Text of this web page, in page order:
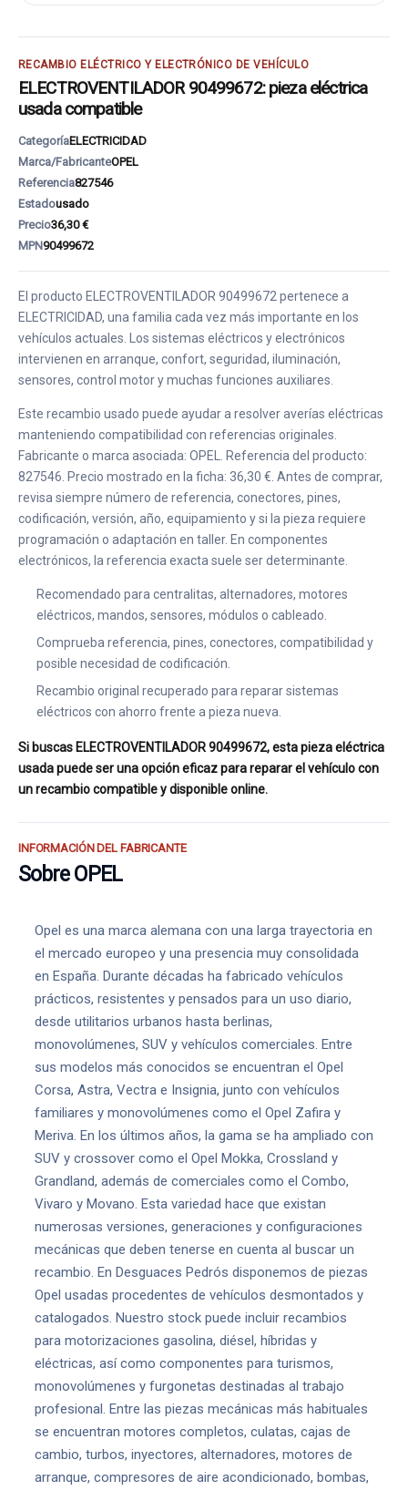
RECAMBIO ELÉCTRICO Y ELECTRÓNICO DE VEHÍCULO
ELECTROVENTILADOR 90499672: pieza eléctrica
usada compatible
CategoríaELECTRICIDAD
Marca/FabricanteOPEL
Referencia827546
Estadousado
Precio36,30 €
MPN90499672
El producto ELECTROVENTILADOR 90499672 pertenece a
ELECTRICIDAD, una familia cada vez más importante en los
vehículos actuales. Los sistemas eléctricos y electrónicos
intervienen en arranque, confort, seguridad, iluminación,
sensores, control motor y muchas funciones auxiliares.
Este recambio usado puede ayudar a resolver averías eléctricas
manteniendo compatibilidad con referencias originales.
Fabricante o marca asociada: OPEL. Referencia del producto:
827546. Precio mostrado en la ficha: 36,30 €. Antes de comprar,
revisa siempre número de referencia, conectores, pines,
codificación, versión, año, equipamiento y si la pieza requiere
programación o adaptación en taller. En componentes
electrónicos, la referencia exacta suele ser determinante.
Recomendado para centralitas, alternadores, motores
eléctricos, mandos, sensores, módulos o cableado.
Comprueba referencia, pines, conectores, compatibilidad y
posible necesidad de codificación.
Recambio original recuperado para reparar sistemas
eléctricos con ahorro frente a pieza nueva.
Si buscas ELECTROVENTILADOR 90499672, esta pieza eléctrica
usada puede ser una opción eficaz para reparar el vehículo con
un recambio compatible y disponible online.
INFORMACIÓN DEL FABRICANTE
Sobre OPEL
Opel es una marca alemana con una larga trayectoria en
el mercado europeo y una presencia muy consolidada
en España. Durante décadas ha fabricado vehículos
prácticos, resistentes y pensados para un uso diario,
desde utilitarios urbanos hasta berlinas,
monovolúmenes, SUV y vehículos comerciales. Entre
sus modelos más conocidos se encuentran el Opel
Corsa, Astra, Vectra e Insignia, junto con vehículos
familiares y monovolúmenes como el Opel Zafira y
Meriva. En los últimos años, la gama se ha ampliado con
SUV y crossover como el Opel Mokka, Crossland y
Grandland, además de comerciales como el Combo,
Vivaro y Movano. Esta variedad hace que existan
numerosas versiones, generaciones y configuraciones
mecánicas que deben tenerse en cuenta al buscar un
recambio. En Desguaces Pedrós disponemos de piezas
Opel usadas procedentes de vehículos desmontados y
catalogados. Nuestro stock puede incluir recambios
para motorizaciones gasolina, diésel, híbridas y
eléctricas, así como componentes para turismos,
monovolúmenes y furgonetas destinadas al trabajo
profesional. Entre las piezas mecánicas más habituales
se encuentran motores completos, culatas, cajas de
cambio, turbos, inyectores, alternadores, motores de
arranque, compresores de aire acondicionado, bombas,